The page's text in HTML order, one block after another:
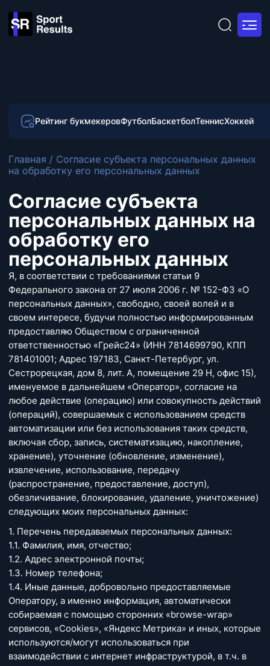
Рейтинг букмекеровФутболБаскетболТеннисХоккей
Главная / Согласие субъекта персональных данных
на обработку его персональных данных
Согласие субъекта
персональных данных на
обработку его
персональных данных
Я, в соответствии с требованиями статьи 9
Федерального закона от 27 июля 2006 г. № 152-ФЗ «О
персональных данных», свободно, своей волей и в
своем интересе, будучи полностью информированным
предоставляю Обществом с ограниченной
ответственностью «Грейс24» (ИНН 7814699790, КПП
781401001; Адрес 197183, Санкт-Петербург, ул.
Сестрорецкая, дом 8, лит. А, помещение 29 Н, офис 15),
именуемое в дальнейшем «Оператор», согласие на
любое действие (операцию) или совокупность действий
(операций), совершаемых с использованием средств
автоматизации или без использования таких средств,
включая сбор, запись, систематизацию, накопление,
хранение), уточнение (обновление, изменение),
извлечение, использование, передачу
(распространение, предоставление, доступ),
обезличивание, блокирование, удаление, уничтожение)
следующих моих персональных данных:
1. Перечень передаваемых персональных данных:
1.1. Фамилия, имя, отчество;
1.2. Адрес электронной почты;
1.3. Номер телефона;
1.4. Иные данные, добровольно предоставляемые
Оператору, а именно информация, автоматически
собираемая с помощью сторонних «browse-wrap»
сервисов, «Cookies», «Яндекс Метрика» и иных, которые
используются/могут использоваться при
взаимодействии с интернет инфраструктурой, в т.ч. в